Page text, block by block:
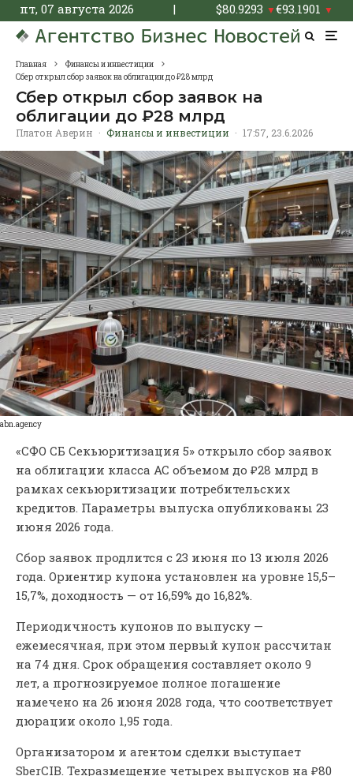
пт, 07 августа 2026 | $80.9293 ▼€93.1901 ▼
Главная
Финансы и инвестиции
Сбер открыл сбор заявок на облигации до ₽28 млрд
Сбер открыл сбор заявок на
облигации до ₽28 млрд
Платон Аверин · Финансы и инвестиции · 17:57, 23.6.2026
abn.agency
«СФО СБ Секьюритизация 5» открыло сбор заявок
на облигации класса АС объемом до ₽28 млрд в
рамках секьюритизации потребительских
кредитов. Параметры выпуска опубликованы 23
июня 2026 года.
Сбор заявок продлится с 23 июня по 13 июля 2026
года. Ориентир купона установлен на уровне 15,5–
15,7%, доходность — от 16,59% до 16,82%.
Периодичность купонов по выпуску —
ежемесячная, при этом первый купон рассчитан
на 74 дня. Срок обращения составляет около 9
лет, а прогнозируемое полное погашение
намечено на 26 июня 2028 года, что соответствует
дюрации около 1,95 года.
Организатором и агентом сделки выступает
SberCIB. Техразмещение четырех выпусков на ₽80